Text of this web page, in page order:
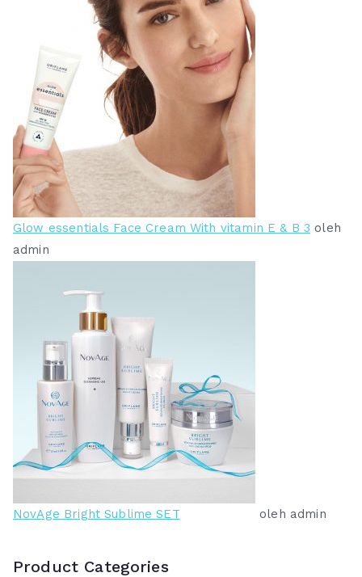
Glow essentials Face Cream With vitamin E & B 3 oleh
admin
NovAge Bright Sublime SET oleh admin
Product Categories